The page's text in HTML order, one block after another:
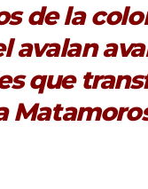
de la
avalan
que